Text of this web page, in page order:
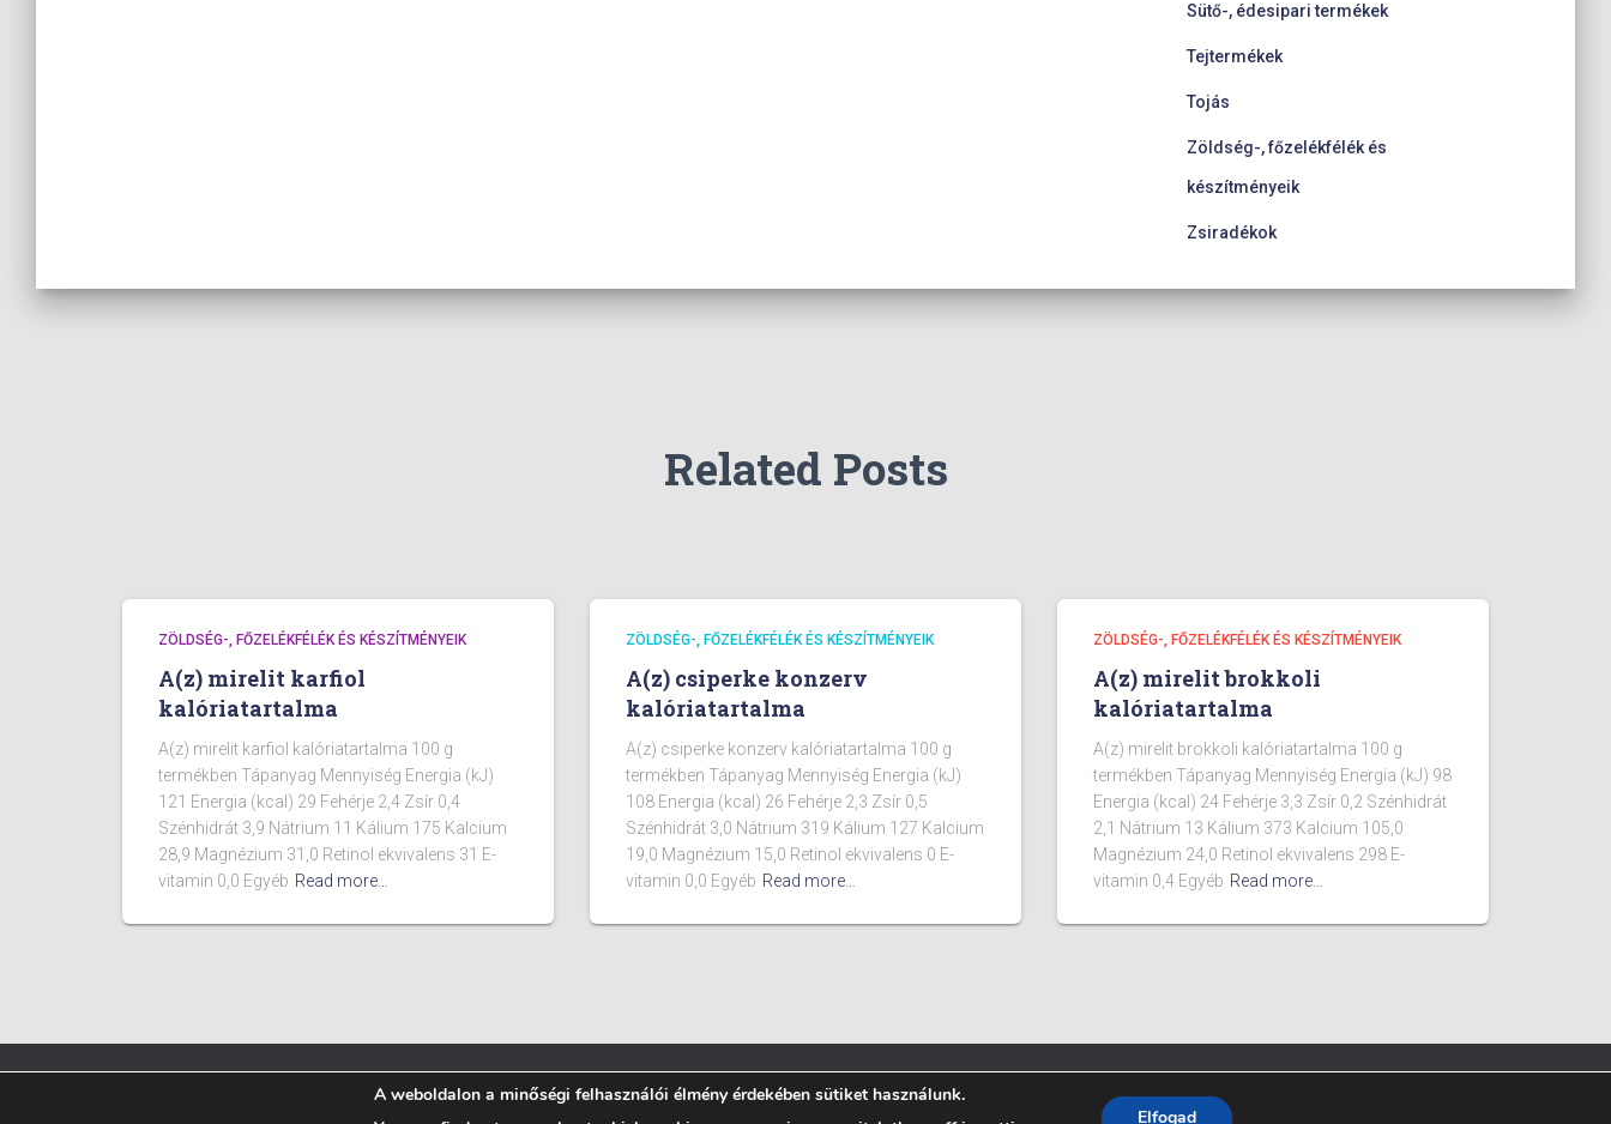
Sütő-, édesipari termékek
Tejtermékek
Tojás
Zöldség-, főzelékfélék és
készítményeik
Zsiradékok
Related Posts
ZÖLDSÉG-, FŐZELÉKFÉLÉK ÉS KÉSZÍTMÉNYEIK
A(z) mirelit karfiol
kalóriatartalma
A(z) mirelit karfiol kalóriatartalma 100 g
termékben Tápanyag Mennyiség Energia (kJ)
121 Energia (kcal) 29 Fehérje 2,4 Zsír 0,4
Szénhidrát 3,9 Nátrium 11 Kálium 175 Kalcium
28,9 Magnézium 31,0 Retinol ekvivalens 31 E-
vitamin 0,0 Egyéb Read more…
ZÖLDSÉG-, FŐZELÉKFÉLÉK ÉS KÉSZÍTMÉNYEIK
A(z) csiperke konzerv
kalóriatartalma
A(z) csiperke konzerv kalóriatartalma 100 g
termékben Tápanyag Mennyiség Energia (kJ)
108 Energia (kcal) 26 Fehérje 2,3 Zsír 0,5
Szénhidrát 3,0 Nátrium 319 Kálium 127 Kalcium
19,0 Magnézium 15,0 Retinol ekvivalens 0 E-
vitamin 0,0 Egyéb Read more…
ZÖLDSÉG-, FŐZELÉKFÉLÉK ÉS KÉSZÍTMÉNYEIK
A(z) mirelit brokkoli
kalóriatartalma
A(z) mirelit brokkoli kalóriatartalma 100 g
termékben Tápanyag Mennyiség Energia (kJ) 98
Energia (kcal) 24 Fehérje 3,3 Zsír 0,2 Szénhidrát
2,1 Nátrium 13 Kálium 373 Kalcium 105,0
Magnézium 24,0 Retinol ekvivalens 298 E-
vitamin 0,4 Egyéb Read more…
Fitpont - 2025 - Minden jog fenntartva.
A weboldalon a minőségi felhasználói élmény érdekében sütiket használunk.
Elfogad